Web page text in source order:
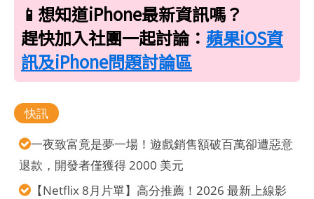
📱想知道iPhone最新資訊嗎？
趕快加入社團一起討論： 蘋果iOS資
訊及iPhone問題討論區
快訊
一夜致富竟是夢一場！遊戲銷售額破百萬卻遭惡意
退款，開發者僅獲得 2000 美元
【Netflix 8月片單】高分推薦！2026 最新上線影